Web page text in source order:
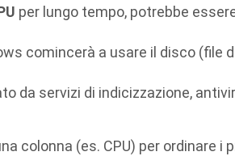
per lungo tempo, potrebbe
comincerà a usare il disco (file
da servizi di indicizzazione,
colonna (es. CPU) per ordinare i